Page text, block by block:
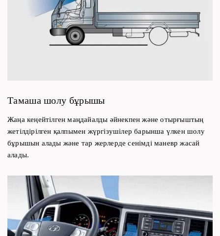
Тамаша шолу бұрышы
Жаңа кеңейтілген маңдайалды әйнекпен және отырғыштың
жетілдірілген қалпымен жүргізушілер барынша үлкен шолу
бұрышын алады және тар жерлерде сенімді маневр жасай
алады.